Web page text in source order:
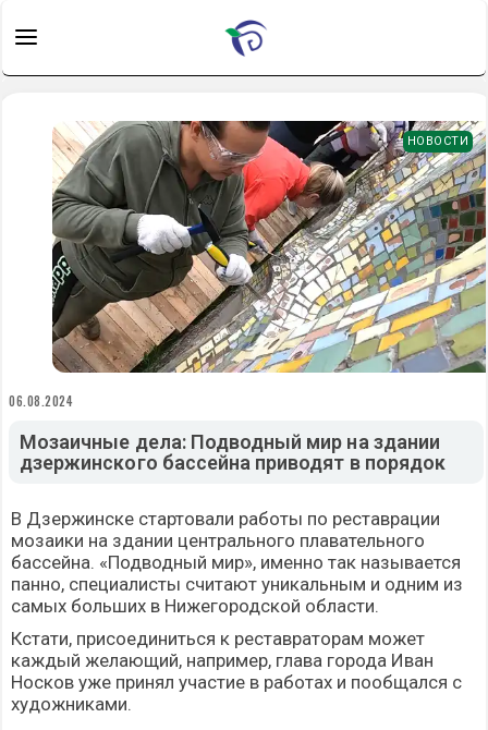
НОВОСТИ
06.08.2024
Мозаичные дела: Подводный мир на здании
дзержинского бассейна приводят в порядок
В Дзержинске стартовали работы по реставрации
мозаики на здании центрального плавательного
бассейна. «Подводный мир», именно так называется
панно, специалисты считают уникальным и одним из
самых больших в Нижегородской области.
Кстати, присоединиться к реставраторам может
каждый желающий, например, глава города Иван
Носков уже принял участие в работах и пообщался с
художниками.